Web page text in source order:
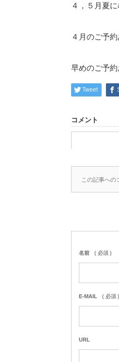
４，５月夏
４月のご予約
早めのご予
Tweet
コメント
この記事への
名前 ( 必須 )
E-MAIL ( 必須
URL